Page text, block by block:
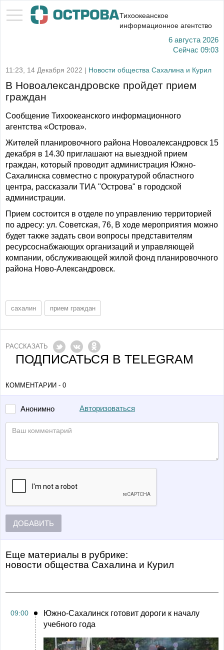
Тихоокеанское
информационное агентство
6 августа 2026
Сейчас 09:03
11:23, 14 Декабря 2022 | Новости общества Сахалина и Курил
В Новоалександровске пройдет прием
граждан
Сообщение Тихоокеанского информационного
агентства «Острова».
Жителей планировочного района Новоалександровск 15
декабря в 14.30 приглашают на выездной прием
граждан, который проводит администрация Южно-
Сахалинска совместно с прокуратурой областного
центра, рассказали ТИА "Острова" в городской
администрации.
Прием состоится в отделе по управлению территорией
по адресу: ул. Советская, 76, В ходе мероприятия можно
будет также задать свои вопросы представителям
ресурсоснабжающих организаций и управляющей
компании, обслуживающей жилой фонд планировочного
района Ново-Александровск.
сахалин прием граждан
РАССКАЗАТЬ
ПОДПИСАТЬСЯ В TELEGRAM
КОММЕНТАРИИ - 0
Анонимно Авторизоваться
ДОБАВИТЬ
Еще материалы в рубрике:
Новости общества Сахалина и Курил
09:00
Южно-Сахалинск готовит дороги к началу
учебного года